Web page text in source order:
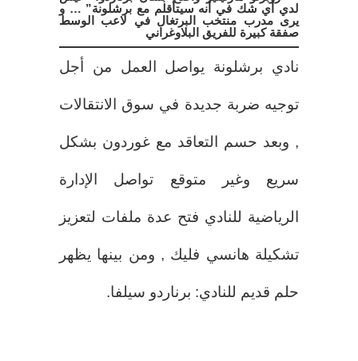
لدي أي شك في أنه سيتأقلم مع برشلونة” … و
يرى مدرب منتخب البرتغال في لاعب الوسط
صفقة كبيرة للفريق البلاوغراني
نادي برشلونة يواصل العمل من أجل
توجيه ضربة جديدة في سوق الانتقالات
, وبعد حسم التعاقد مع غوردون بشكل
سريع وغير متوقع تواصل الإدارة
الرياضية للنادي فتح عدة ملفات لتعزيز
تشكيلة هانسي فليك , ومن بينها يظهر
حلم قديم للنادي: برناردو سيلفا.